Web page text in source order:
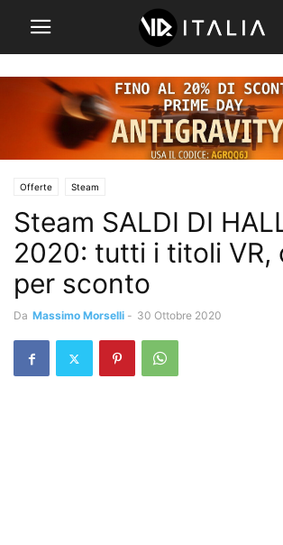
Offerte Steam
Steam SALDI DI
2020: tutti i titoli VR,
per sconto
Da Massimo Morselli - 30 Ottobre 2020